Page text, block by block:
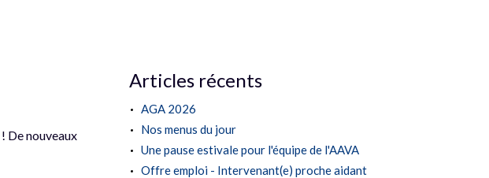
De nouveaux
Articles récents
AGA 2026
Nos menus du jour
Une pause estivale pour l'équipe de l'AAVA
Offre emploi - Intervenant(e) proche aidant